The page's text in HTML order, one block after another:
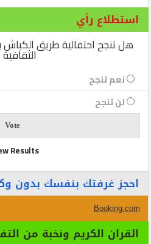
استطلاع رأي
هل تنجح احتفالية طريق
نعم تنجح
لن تنجح
Results
احجز غرفتك بنفسك بدون
Booking.com
القران الكريم ونخبة من